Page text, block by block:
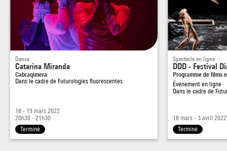
Danse
Catarina Miranda
Cabraqimera
Dans le cadre de Futurologies fluorescentes
18 - 19 mars 2022
20h30 - 21h30
Terminé
Spectacle en ligne
DDD - Festival
Programme de films
Événement en ligne
Dans le cadre de
18 mars - 3 avril 2022
Terminé